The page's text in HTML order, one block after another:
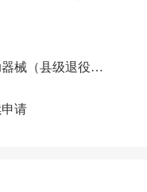
退役残疾军人配制部分辅助器械（县级退役军人事务局）
请